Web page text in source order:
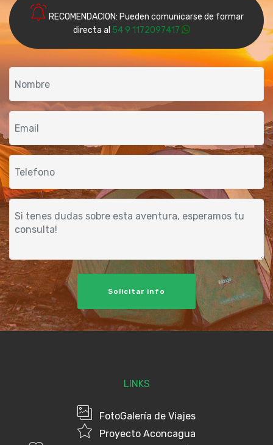
RECOMENDACION: Pueden comunicarse de formar
directa al 54 9 1172097417
Solicitar info
LINKS
FotoGalería de Viajes
Proyecto Aconcagua